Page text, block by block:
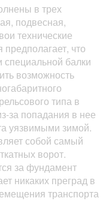
в трех
подвесная,
технические
что
балки
возможность
типа в
за попадания в нее
уязвимыми зимой.
собой самый
ворот.
за фундамент
никаких преград в
транспорта